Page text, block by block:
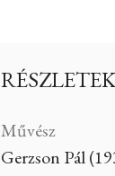
RÉSZLETEK
Művész
Gerzson Pál